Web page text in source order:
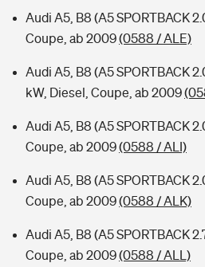
Audi A5, B8 (A5 SPORTBACK
Coupe, ab 2009(0588 / ALE)
Audi A5, B8 (A5 SPORTBACK
kW, Diesel, Coupe, ab 2009
Audi A5, B8 (A5 SPORTBACK
Coupe, ab 2009(0588 / ALI)
Audi A5, B8 (A5 SPORTBACK
Coupe, ab 2009(0588 / ALK)
Audi A5, B8 (A5 SPORTBACK
Coupe, ab 2009(0588 / ALL)